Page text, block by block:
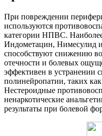
При повреждении
используются
категории НПВС.
Индометацин, Нимесулид
способствуют снижению
отечности и болевых
эффективен в устранении
полинейропатии, таких
Нестероидные
ненаркотические
результаты при болевой